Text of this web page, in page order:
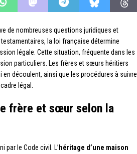
de nombreuses questions juridiques et
la loi française détermine
légale. Cette situation, fréquente dans les
particuliers. Les frères et sœurs héritiers
découlent, ainsi que les procédures à suivre
légal.
frère et sœur selon la
par le Code civil. L’ héritage d’une maison